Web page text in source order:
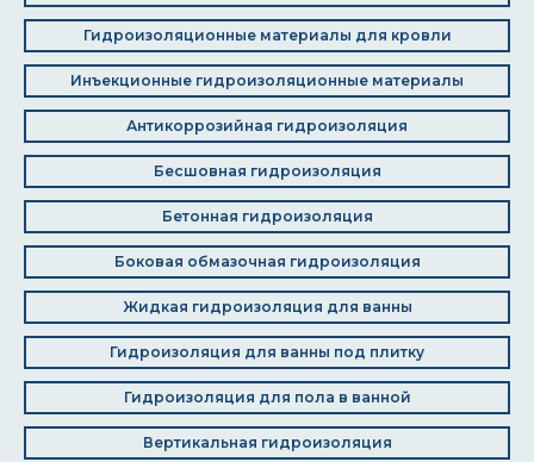
Гидроизоляционные материалы для кровли
Инъекционные гидроизоляционные материалы
Антикоррозийная гидроизоляция
Бесшовная гидроизоляция
Бетонная гидроизоляция
Боковая обмазочная гидроизоляция
Жидкая гидроизоляция для ванны
Гидроизоляция для ванны под плитку
Гидроизоляция для пола в ванной
Вертикальная гидроизоляция